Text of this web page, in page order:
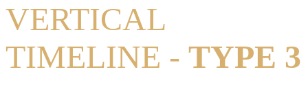
VERTICAL
TIMELINE - TYPE 3